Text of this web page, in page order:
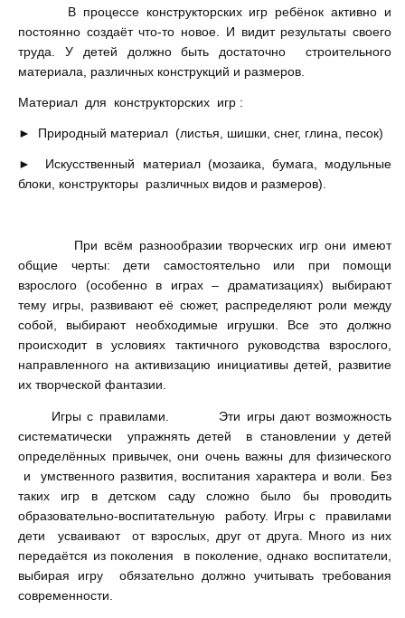
В процессе конструкторских игр ребёнок активно и
постоянно создаёт что-то новое. И видит результаты своего
труда. У детей должно быть достаточно строительного
материала, различных конструкций и размеров.
Материал для конструкторских игр :
► Природный материал (листья, шишки, снег, глина, песок)
► Искусственный материал (мозаика, бумага, модульные
блоки, конструкторы различных видов и размеров).
При всём разнообразии творческих игр они имеют
общие черты: дети самостоятельно или при помощи
взрослого (особенно в играх – драматизациях) выбирают
тему игры, развивают её сюжет, распределяют роли между
собой, выбирают необходимые игрушки. Все это должно
происходит в условиях тактичного руководства взрослого,
направленного на активизацию инициативы детей, развитие
их творческой фантазии.
Игры с правилами. Эти игры дают возможность
систематически упражнять детей в становлении у детей
определённых привычек, они очень важны для физического
и умственного развития, воспитания характера и воли. Без
таких игр в детском саду сложно было бы проводить
образовательно-воспитательную работу. Игры с правилами
дети усваивают от взрослых, друг от друга. Много из них
передаётся из поколения в поколение, однако воспитатели,
выбирая игру обязательно должно учитывать требования
современности.